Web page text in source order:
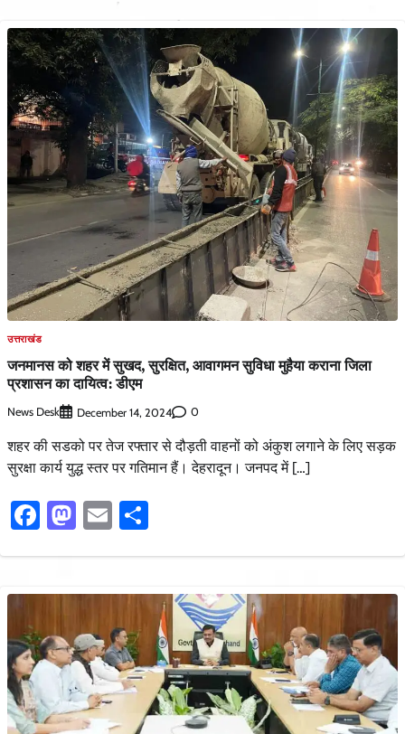
उत्तराखंड
जनमानस को शहर में सुखद, सुरक्षित, आवागमन सुविधा मुहैया कराना जिला
प्रशासन का दायित्व: डीएम
News Desk December 14, 2024 0
शहर की सडको पर तेज रफ्तार से दौड़ती वाहनों को अंकुश लगाने के लिए सड़क
सुरक्षा कार्य युद्ध स्तर पर गतिमान हैं। देहरादून। जनपद में […]
Facebook
Mastodon
Email